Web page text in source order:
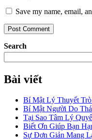
Save my name, email,
Search
Bài viết
Bí Mật Lý Thuyết
Bí Mật Người Do
Tại Sao Tâm Lý
Biết Ơn Giúp Bạn
Sự Đơn Giản Mang